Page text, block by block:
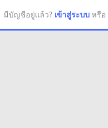
มีบัญชีอยู่แล้ว? เข้าสู่ระบบ หรือ